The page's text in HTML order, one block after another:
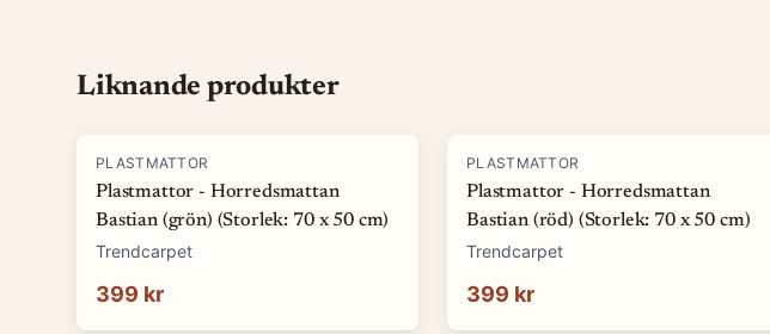
Liknande produkter
PLASTMATTOR
Plastmattor - Horredsmattan
Bastian (grön) (Storlek: 70 x 50 cm)
Trendcarpet
399 kr
PLASTMATTOR
Plastmattor - Horredsmattan
Bastian (röd) (Storlek: 70 x 50 cm)
Trendcarpet
399 kr